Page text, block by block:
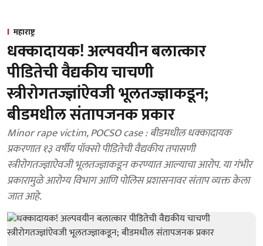
महाराष्ट्र
धक्कादायक! अल्पवयीन बलात्कार
पीडितेची वैद्यकीय चाचणी
स्त्रीरोगतज्ज्ञांऐवजी भूलतज्ज्ञाकडून;
बीडमधील संतापजनक प्रकार
Minor rape victim, POCSO case : बीडमधील धक्कादायक
प्रकरणात १३ वर्षीय पॉक्सो पीडितेची वैद्यकीय तपासणी
स्त्रीरोगतज्ज्ञाऐवजी भूलतज्ज्ञाकडून करण्यात आल्याचा आरोप. या गंभीर
प्रकारामुळे आरोग्य विभाग आणि पोलिस प्रशासनावर संताप व्यक्त केला
जात आहे.